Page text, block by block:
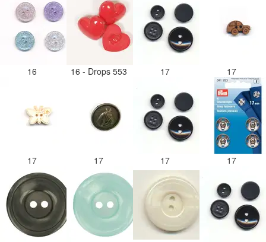
16 16 - Drops 553 17 17
17 17 17 17